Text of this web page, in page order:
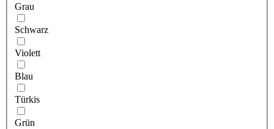
Grau
Schwarz
Violett
Blau
Türkis
Grün